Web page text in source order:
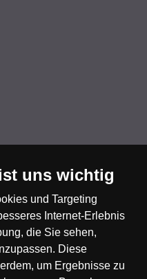
Deutschland
België
uns wichtig
und Targeting
Internet-Erlebnis
die Sie sehen,
Diese
um Ergebnisse zu